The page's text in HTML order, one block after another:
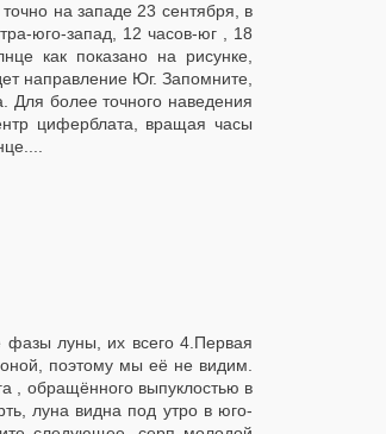
на западе 23 сентября, в
юго-запад, 12 часов-юг , 18
как показано на рисунке,
направление Юг. Запомните,
Для более точного наведения
циферблата, вращая часы
фазы луны, их всего 4.Первая
поэтому мы её не видим.
, обращённого выпуклостью в
луна видна под утро в юго-